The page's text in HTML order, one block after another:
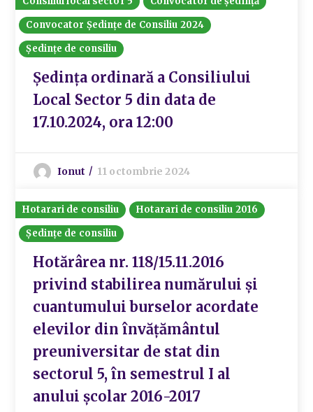
Convocator Ședințe de Consiliu 2024
Ședințe de consiliu
Ședința ordinară a Consiliului
Local Sector 5 din data de
17.10.2024, ora 12:00
Ionut 11 octombrie 2024
Hotarari de consiliu
Hotarari de consiliu 2016
Ședințe de consiliu
Hotărârea nr. 118/15.11.2016
privind stabilirea numărului şi
cuantumului burselor acordate
elevilor din învăţământul
preuniversitar de stat din
sectorul 5, în semestrul I al
anului şcolar 2016-2017